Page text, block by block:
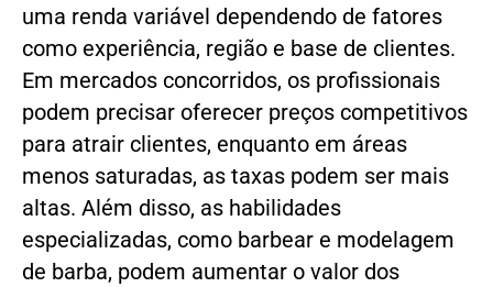
uma renda variável dependendo de fatores
como experiência, região e base de clientes.
Em mercados concorridos, os profissionais
podem precisar oferecer preços competitivos
para atrair clientes, enquanto em áreas
menos saturadas, as taxas podem ser mais
altas. Além disso, as habilidades
especializadas, como barbear e modelagem
de barba, podem aumentar o valor dos